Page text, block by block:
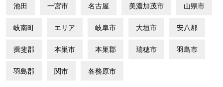
池田 一宮市 名古屋 美濃加茂市 山県市
岐南町 エリア 岐阜市 大垣市 安八郡
揖斐郡 本巣市 本巣郡 瑞穂市 羽島市
羽島郡 関市 各務原市